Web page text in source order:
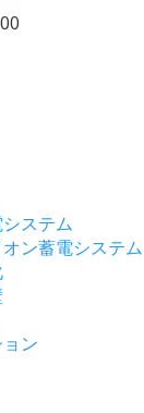
ステム
ン蓄電システム
ン